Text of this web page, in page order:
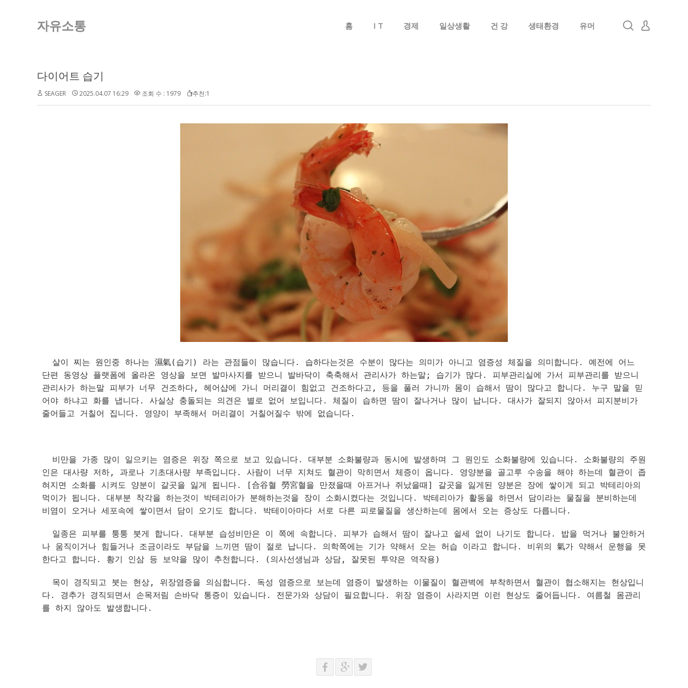
자유소통 홈 I T 경제 일상생활 건 강 생태환경 유머
다이어트 습기
SEAGER 2025.04.07 16:29 조회 수 : 1979 추천:1
살이 찌는 원인중 하나는 濕氣(습기) 라는 관점들이 많습니다. 습하다는것은 수분이 많다는 의미가 아니고 염증성 체질을 의미합니다. 예전에 어느
단편 동영상 플랫폼에 올라온 영상을 보면 발마사지를 받으니 발바닥이 축축해서 관리사가 하는말; 습기가 많다. 피부관리실에 가서 피부관리를 받으니
관리사가 하는말 피부가 너무 건조하다, 헤어샵에 가니 머리결이 힘없고 건조하다고, 등을 풀러 가니까 몸이 습해서 땀이 많다고 합니다. 누구 말을 믿
어야 하냐고 화를 냅니다. 사실상 충돌되는 의견은 별로 없어 보입니다. 체질이 습하면 땀이 잘나거나 많이 납니다. 대사가 잘되지 않아서 피지분비가
줄어들고 거칠어 집니다. 영양이 부족해서 머리결이 거칠어질수 밖에 없습니다.
비만을 가종 많이 일으키는 염증은 위장 쪽으로 보고 있습니다. 대부분 소화불량과 동시에 발생하며 그 원인도 소화불량에 있습니다. 소화불량의 주원
인은 대사량 저하, 과로나 기초대사량 부족입니다. 사람이 너무 지쳐도 혈관이 막히면서 체증이 옵니다. 영양분을 골고루 수송을 해야 하는데 혈관이 좁
혀지면 소화를 시켜도 양분이 갈곳을 잃게 됩니다. [合谷혈 勞宮혈을 만졌을때 아프거나 쥐났을때] 갈곳을 잃게된 양분은 장에 쌓이게 되고 박테리아의
먹이가 됩니다. 대부분 착각을 하는것이 박테리아가 분해하는것을 장이 소화시켰다는 것입니다. 박테리아가 활동을 하면서 담이라는 물질을 분비하는데
비염이 오거나 세포속에 쌓이면서 담이 오기도 합니다. 박테이아마다 서로 다른 피로물질을 생산하는데 몸에서 오는 증상도 다릅니다.
일종은 피부를 퉁퉁 붓게 합니다. 대부분 습성비만은 이 쪽에 속합니다. 피부가 습해서 땀이 잘나고 쉴세 없이 나기도 합니다. 밥을 먹거나 불안하거
나 움직이거나 힘들거나 조금이라도 부담을 느끼면 땀이 절로 납니다. 의학쪽에는 기가 약해서 오는 허습 이라고 합니다. 비위의 氣가 약해서 운행을 못
한다고 합니다. 황기 인삼 등 보약을 많이 추천합니다. (의사선생님과 상담, 잘못된 투약은 역작용)
목이 경직되고 붓는 현상, 위장염증을 의심합니다. 독성 염증으로 보는데 염증이 발생하는 이물질이 혈관벽에 부착하면서 혈관이 협소해지는 현상입니
다. 경추가 경직되면서 손목저림 손바닥 통증이 있습니다. 전문가와 상담이 필요합니다. 위장 염증이 사라지면 이런 현상도 줄어듭니다. 여름철 몸관리
를 하지 않아도 발생합니다.